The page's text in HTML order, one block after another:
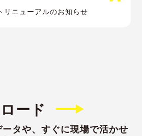
リニューアルのお知らせ
ード
タや、すぐに現場で活かせ